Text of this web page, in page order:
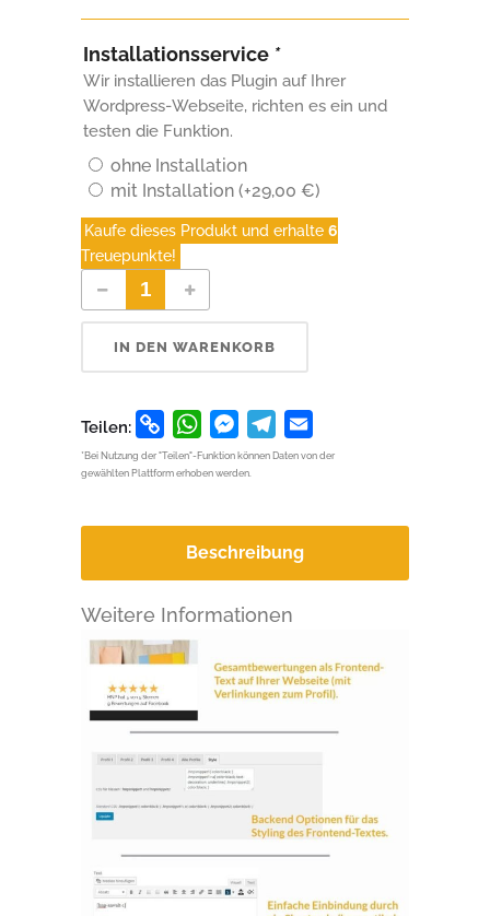
Installationsservice *
Wir installieren das Plugin auf Ihrer
Wordpress-Webseite, richten es ein und
testen die Funktion.
ohne Installation
mit Installation (+29,00 €)
Kaufe dieses Produkt und erhalte 6
Treuepunkte!
ProvenExpert Google-Sterne Wordpress Plugin Anzahl
IN DEN WARENKORB
Teilen:
Copy
Link
WhatsAppMessenger
Telegram
*Bei Nutzung der "Teilen"-Funktion können Daten von der
gewählten Plattform erhoben werden.
Beschreibung
Weitere Informationen